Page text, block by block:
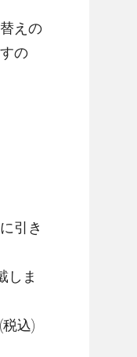
えの
の
引き
しま
込)